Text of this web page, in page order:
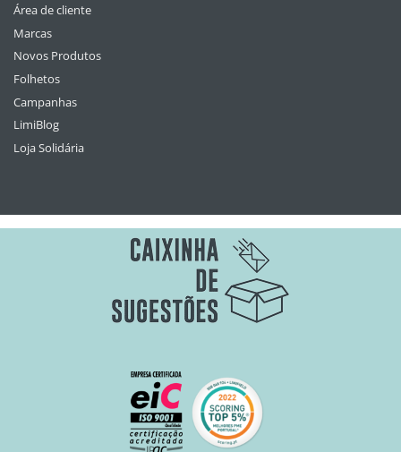
Área de cliente
Marcas
Novos Produtos
Folhetos
Campanhas
LimiBlog
Loja Solidária